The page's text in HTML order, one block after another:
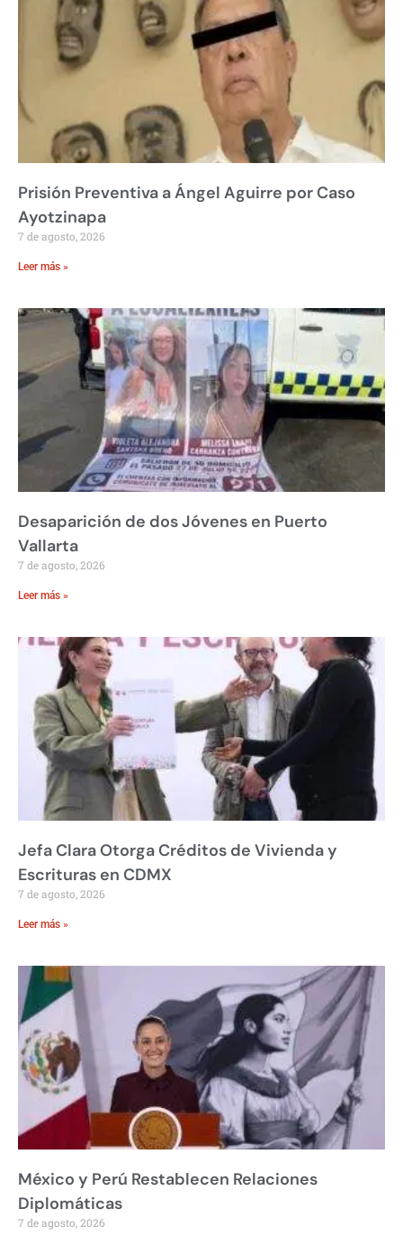
Prisión Preventiva a Ángel Aguirre por Caso
Ayotzinapa
7 de agosto, 2026
Leer más »
Desaparición de dos Jóvenes en Puerto
Vallarta
7 de agosto, 2026
Leer más »
Jefa Clara Otorga Créditos de Vivienda y
Escrituras en CDMX
7 de agosto, 2026
Leer más »
México y Perú Restablecen Relaciones
Diplomáticas
7 de agosto, 2026